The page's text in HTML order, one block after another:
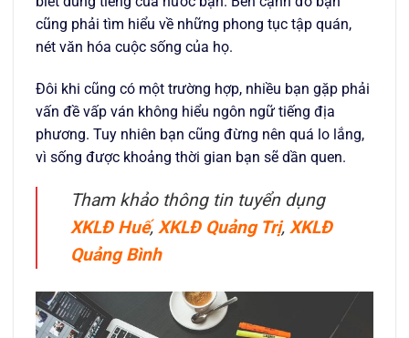
cũng phải tìm hiểu về những phong tục tập quán,
nét văn hóa cuộc sống của họ.
Đôi khi cũng có một trường hợp, nhiều bạn gặp phải
vấn đề vấp ván không hiểu ngôn ngữ tiếng địa
phương. Tuy nhiên bạn cũng đừng nên quá lo lắng,
vì sống được khoảng thời gian bạn sẽ dần quen.
Tham khảo thông tin tuyển dụng
XKLĐ Huế,XKLĐ Quảng Trị, XKLĐ
Quảng Bình